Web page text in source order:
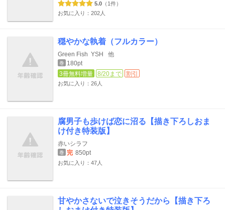
5.0 （1件）
お気に入り：202人
穏やかな執着（フルカラー）
Green Fish YSH 他
巻
180pt
3冊無料増量
8/20まで 割引
お気に入り：26人
腐男子も歩けば恋に沼る【描き下ろしおま
け付き特装版】
赤いシラフ
巻 完 850pt
お気に入り：47人
甘やかさないで泣きそうだから【描き下ろ